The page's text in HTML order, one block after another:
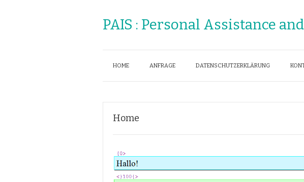
PAIS : Personal Assistance
HOME ANFRAGE DATENSCHUTZERKLÄRUNG
Home